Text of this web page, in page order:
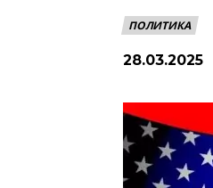
ПОЛИТИКА
28.03.2025